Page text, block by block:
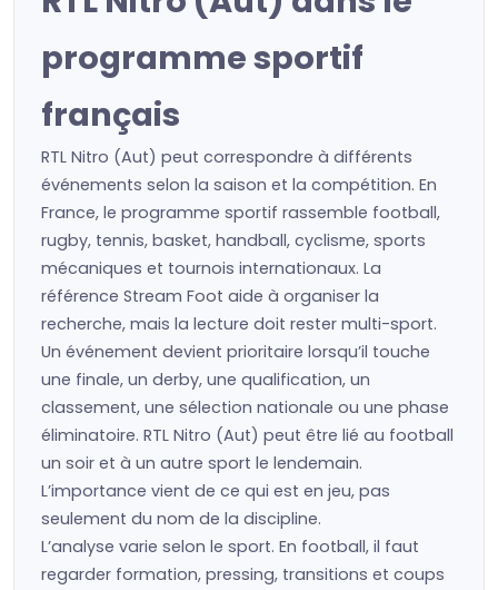
programme sportif
français
RTL Nitro (Aut) peut correspondre à différents
événements selon la saison et la compétition. En
France, le programme sportif rassemble football,
rugby, tennis, basket, handball, cyclisme, sports
mécaniques et tournois internationaux. La
référence Stream Foot aide à organiser la
recherche, mais la lecture doit rester multi-sport.
Un événement devient prioritaire lorsqu’il touche
une finale, un derby, une qualification, un
classement, une sélection nationale ou une phase
éliminatoire. RTL Nitro (Aut) peut être lié au football
un soir et à un autre sport le lendemain.
L’importance vient de ce qui est en jeu, pas
seulement du nom de la discipline.
L’analyse varie selon le sport. En football, il faut
regarder formation, pressing, transitions et coups